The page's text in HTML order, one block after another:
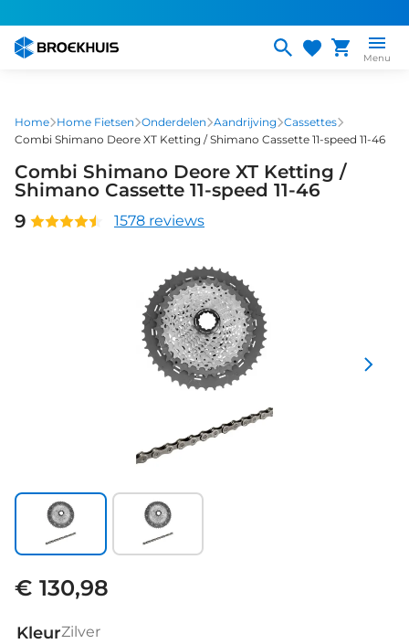
naar
gaan
Menu
Home Home Fietsen Onderdelen Aandrijving Cassettes
Combi Shimano Deore XT Ketting / Shimano Cassette 11-speed 11-46
Combi Shimano Deore XT Ketting /
Shimano Cassette 11-speed 11-46
9
1578 reviews
€ 130,98
KleurZilver